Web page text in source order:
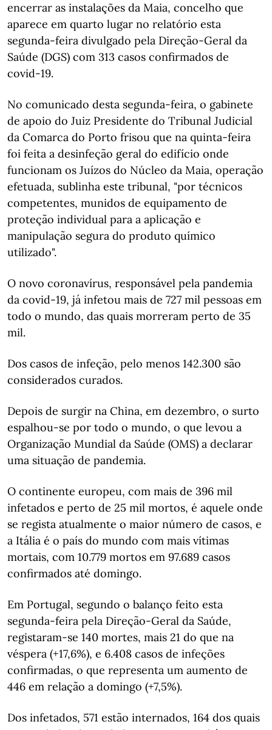
encerrar as instalações da Maia, concelho que
aparece em quarto lugar no relatório esta
segunda-feira divulgado pela Direção-Geral da
Saúde (DGS) com 313 casos confirmados de
covid-19.
No comunicado desta segunda-feira, o gabinete
de apoio do Juiz Presidente do Tribunal Judicial
da Comarca do Porto frisou que na quinta-feira
foi feita a desinfeção geral do edifício onde
funcionam os Juízos do Núcleo da Maia, operação
efetuada, sublinha este tribunal, "por técnicos
competentes, munidos de equipamento de
proteção individual para a aplicação e
manipulação segura do produto químico
utilizado".
O novo coronavírus, responsável pela pandemia
da covid-19, já infetou mais de 727 mil pessoas em
todo o mundo, das quais morreram perto de 35
mil.
Dos casos de infeção, pelo menos 142.300 são
considerados curados.
Depois de surgir na China, em dezembro, o surto
espalhou-se por todo o mundo, o que levou a
Organização Mundial da Saúde (OMS) a declarar
uma situação de pandemia.
O continente europeu, com mais de 396 mil
infetados e perto de 25 mil mortos, é aquele onde
se regista atualmente o maior número de casos, e
a Itália é o país do mundo com mais vítimas
mortais, com 10.779 mortos em 97.689 casos
confirmados até domingo.
Em Portugal, segundo o balanço feito esta
segunda-feira pela Direção-Geral da Saúde,
registaram-se 140 mortes, mais 21 do que na
véspera (+17,6%), e 6.408 casos de infeções
confirmadas, o que representa um aumento de
446 em relação a domingo (+7,5%).
Dos infetados, 571 estão internados, 164 dos quais